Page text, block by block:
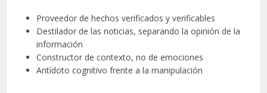
Proveedor de hechos verificados y verificables
Destilador de las noticias, separando la opinión de la
información
Constructor de contexto, no de emociones
Antídoto cognitivo frente a la manipulación